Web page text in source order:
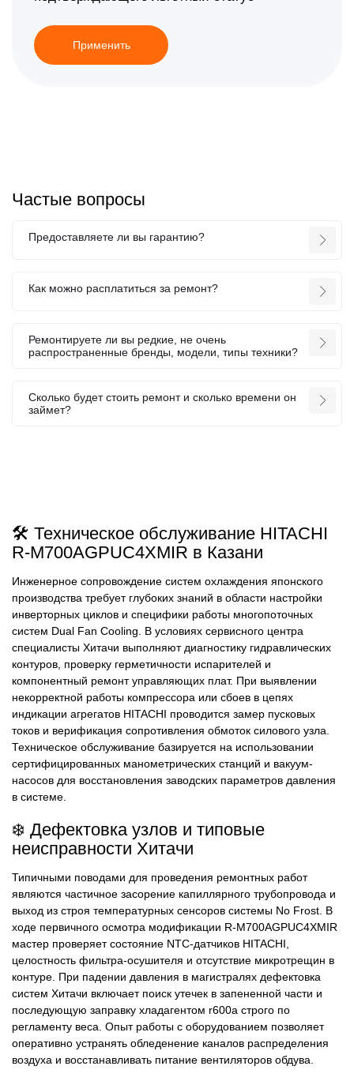
Применить
Частые вопросы
Предоставляете ли вы гарантию?
Как можно расплатиться за ремонт?
Ремонтируете ли вы редкие, не очень
распространенные бренды, модели, типы техники?
Сколько будет стоить ремонт и сколько времени он
займет?
🛠️ Техническое обслуживание HITACHI
R-M700AGPUC4XMIR в Казани
Инженерное сопровождение систем охлаждения японского
производства требует глубоких знаний в области настройки
инверторных циклов и специфики работы многопоточных
систем Dual Fan Cooling. В условиях сервисного центра
специалисты Хитачи выполняют диагностику гидравлических
контуров, проверку герметичности испарителей и
компонентный ремонт управляющих плат. При выявлении
некорректной работы компрессора или сбоев в цепях
индикации агрегатов HITACHI проводится замер пусковых
токов и верификация сопротивления обмоток силового узла.
Техническое обслуживание базируется на использовании
сертифицированных манометрических станций и вакуум-
насосов для восстановления заводских параметров давления
в системе.
❄️ Дефектовка узлов и типовые
неисправности Хитачи
Типичными поводами для проведения ремонтных работ
являются частичное засорение капиллярного трубопровода и
выход из строя температурных сенсоров системы No Frost. В
ходе первичного осмотра модификации R-M700AGPUC4XMIR
мастер проверяет состояние NTC-датчиков HITACHI,
целостность фильтра-осушителя и отсутствие микротрещин в
контуре. При падении давления в магистралях дефектовка
систем Хитачи включает поиск утечек в запененной части и
последующую заправку хладагентом r600a строго по
регламенту веса. Опыт работы с оборудованием позволяет
оперативно устранять обледенение каналов распределения
воздуха и восстанавливать питание вентиляторов обдува.